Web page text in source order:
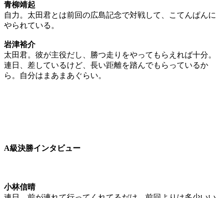
青柳靖起
自力。太田君とは前回の広島記念で対戦して、こてんぱんに
やられている。
岩津裕介
太田君。彼が主役だし、勝つ走りをやってもらえれば十分。
連日、差しているけど、長い距離を踏んでもらっているか
ら。自分はまあまあぐらい。
A級決勝インタビュー
小林信晴